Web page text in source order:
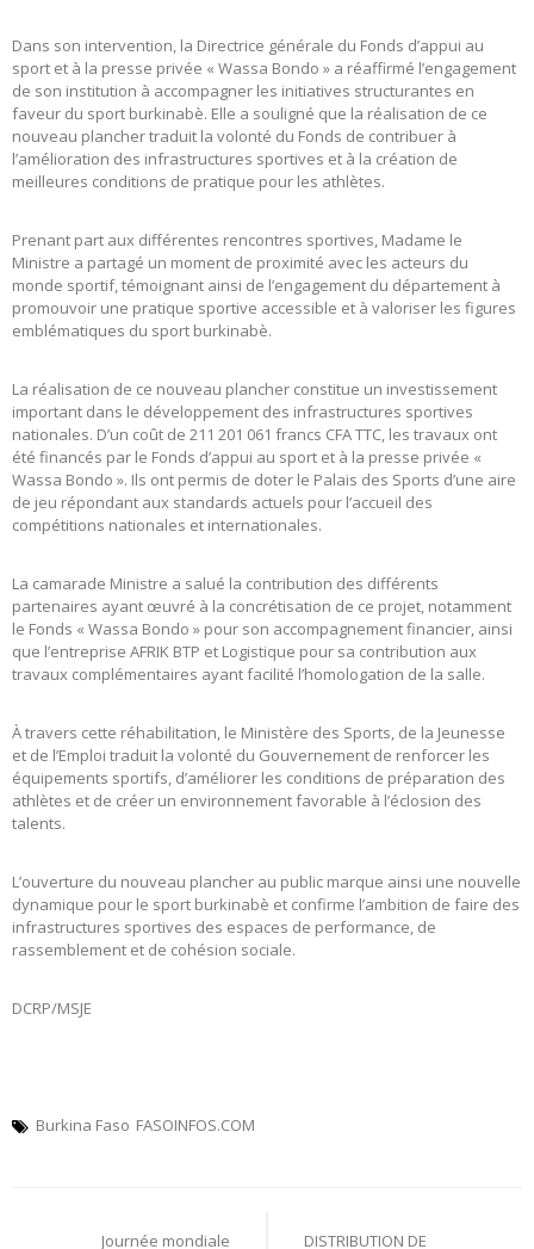
Dans son intervention, la Directrice générale du Fonds d’appui au
sport et à la presse privée « Wassa Bondo » a réaffirmé l’engagement
de son institution à accompagner les initiatives structurantes en
faveur du sport burkinabè. Elle a souligné que la réalisation de ce
nouveau plancher traduit la volonté du Fonds de contribuer à
l’amélioration des infrastructures sportives et à la création de
meilleures conditions de pratique pour les athlètes.
Prenant part aux différentes rencontres sportives, Madame le
Ministre a partagé un moment de proximité avec les acteurs du
monde sportif, témoignant ainsi de l’engagement du département à
promouvoir une pratique sportive accessible et à valoriser les figures
emblématiques du sport burkinabè.
La réalisation de ce nouveau plancher constitue un investissement
important dans le développement des infrastructures sportives
nationales. D’un coût de 211 201 061 francs CFA TTC, les travaux ont
été financés par le Fonds d’appui au sport et à la presse privée «
Wassa Bondo ». Ils ont permis de doter le Palais des Sports d’une aire
de jeu répondant aux standards actuels pour l’accueil des
compétitions nationales et internationales.
La camarade Ministre a salué la contribution des différents
partenaires ayant œuvré à la concrétisation de ce projet, notamment
le Fonds « Wassa Bondo » pour son accompagnement financier, ainsi
que l’entreprise AFRIK BTP et Logistique pour sa contribution aux
travaux complémentaires ayant facilité l’homologation de la salle.
À travers cette réhabilitation, le Ministère des Sports, de la Jeunesse
et de l’Emploi traduit la volonté du Gouvernement de renforcer les
équipements sportifs, d’améliorer les conditions de préparation des
athlètes et de créer un environnement favorable à l’éclosion des
talents.
L’ouverture du nouveau plancher au public marque ainsi une nouvelle
dynamique pour le sport burkinabè et confirme l’ambition de faire des
infrastructures sportives des espaces de performance, de
rassemblement et de cohésion sociale.
DCRP/MSJE
Burkina Faso FASOINFOS.COM
Journée mondiale
DISTRIBUTION DE